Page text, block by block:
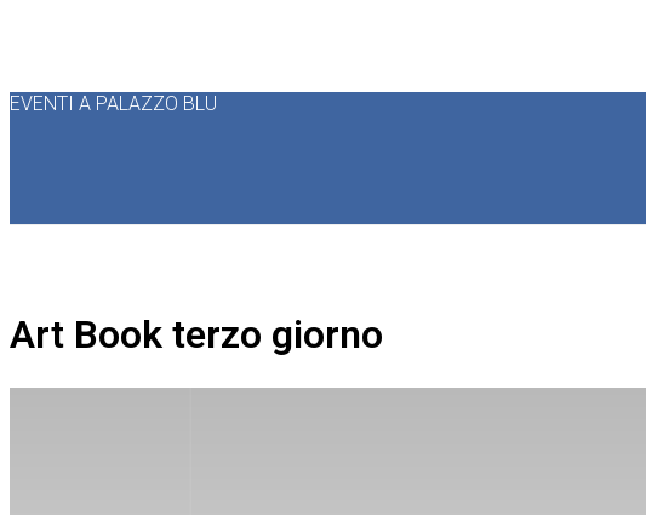
EVENTI A PALAZZO BLU
Art Book terzo giorno